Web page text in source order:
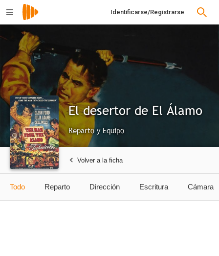
Identificarse/Registrarse
El desertor de El Álamo
Reparto y Equipo
Volver a la ficha
Todo Reparto Dirección Escritura Cámara